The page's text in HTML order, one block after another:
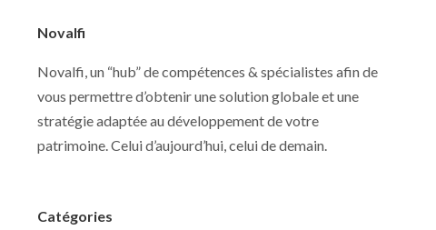
Novalfi
Novalfi, un “hub” de compétences & spécialistes afin de
vous permettre d’obtenir une solution globale et une
stratégie adaptée au développement de votre
patrimoine. Celui d’aujourd’hui, celui de demain.
Catégories